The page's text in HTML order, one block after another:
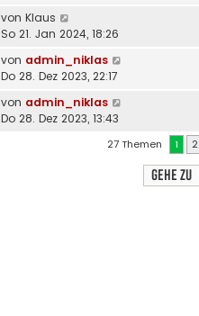
von Klaus
So 21. Jan 2024, 18:26
von admin_niklas
Do 28. Dez 2023, 22:17
von admin_niklas
Do 28. Dez 2023, 13:43
27 Themen 1 2
Gehe zu